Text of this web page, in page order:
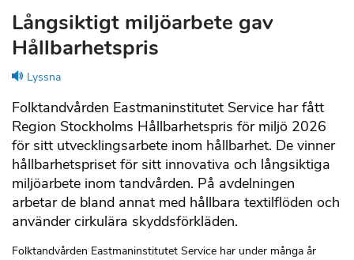
Långsiktigt miljöarbete gav
Hållbarhetspris
Lyssna
Folktandvården Eastmaninstitutet Service har fått
Region Stockholms Hållbarhetspris för miljö 2026
för sitt utvecklingsarbete inom hållbarhet. De vinner
hållbarhetspriset för sitt innovativa och långsiktiga
miljöarbete inom tandvården. På avdelningen
arbetar de bland annat med hållbara textilflöden och
använder cirkulära skyddsförkläden.
Folktandvården Eastmaninstitutet Service har under många år